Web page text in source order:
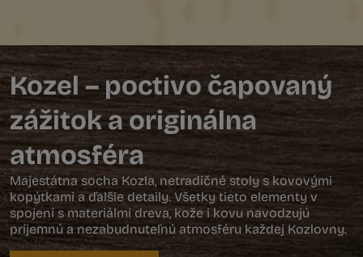
Kozel – poctivo čapovaný
zážitok a originálna
atmosféra
Majestátna socha Kozla, netradičné stoly s kovovými
kopýtkami a ďalšie detaily. Všetky tieto elementy v
spojení s materiálmi dreva, kože i kovu navodzujú
príjemnú a nezabudnuteľnú atmosféru každej Kozlovny.